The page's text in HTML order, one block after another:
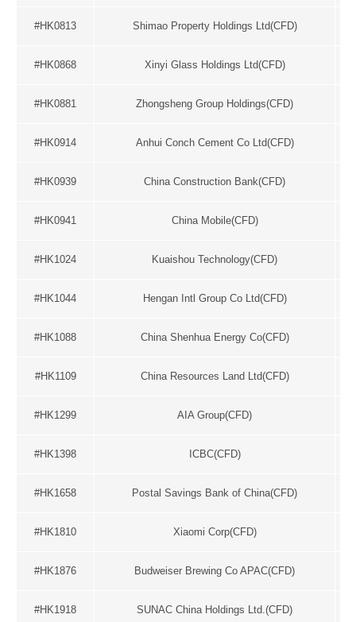
#HK0813 Shimao Property Holdings Ltd(CFD)
#HK0868 Xinyi Glass Holdings Ltd(CFD)
#HK0881 Zhongsheng Group Holdings(CFD)
#HK0914 Anhui Conch Cement Co Ltd(CFD)
#HK0939 China Construction Bank(CFD)
#HK0941 China Mobile(CFD)
#HK1024 Kuaishou Technology(CFD)
#HK1044 Hengan Intl Group Co Ltd(CFD)
#HK1088 China Shenhua Energy Co(CFD)
#HK1109 China Resources Land Ltd(CFD)
#HK1299 AIA Group(CFD)
#HK1398 ICBC(CFD)
#HK1658 Postal Savings Bank of China(CFD)
#HK1810 Xiaomi Corp(CFD)
#HK1876 Budweiser Brewing Co APAC(CFD)
#HK1918 SUNAC China Holdings Ltd.(CFD)